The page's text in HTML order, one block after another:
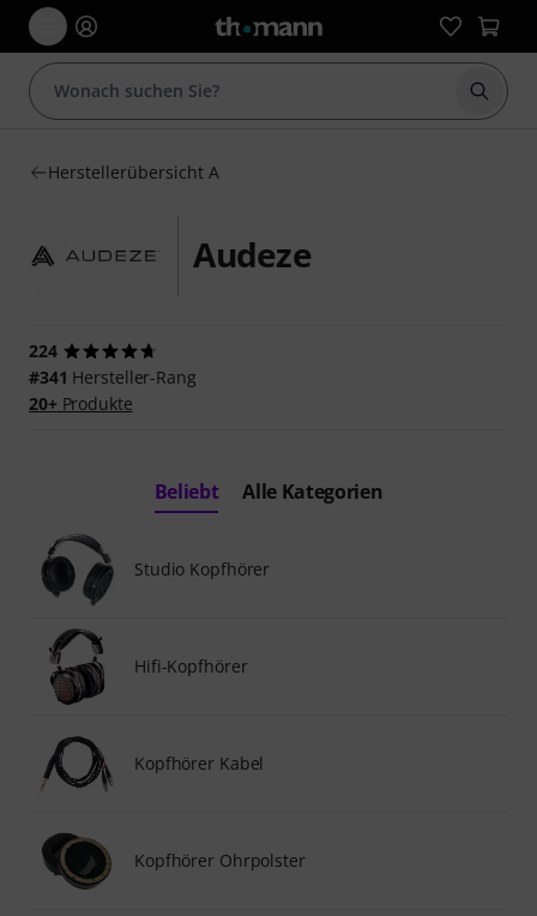
Suche
Herstellerübersicht A
Audeze
224
#341 Hersteller-Rang
20+Produkte
Beliebt Alle Kategorien
Studio Kopfhörer
Hifi-Kopfhörer
Kopfhörer Kabel
Kopfhörer Ohrpolster